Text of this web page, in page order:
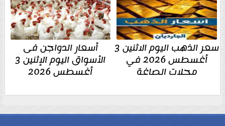
سعر الذهب اليوم الاثنين 3
أغسطس 2026 في
محلات الصاغة
أسعار الدواجن فى
الأسواق اليوم الإثنين 3
أغسطس 2026